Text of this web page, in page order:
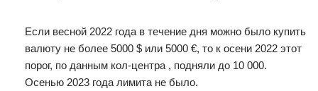
Если весной 2022 года в течение дня можно было купить
валюту не более 5000 $ или 5000 €, то к осени 2022 этот
порог, по данным кол-центра , подняли до 10 000.
Осенью 2023 года лимита не было.